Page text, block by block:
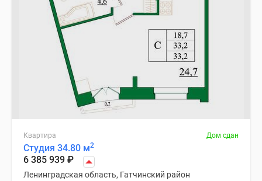
Квартира Дом сдан
Студия 34.80 м2
6 385 939 ₽
Ленинградская область, Гатчинский район